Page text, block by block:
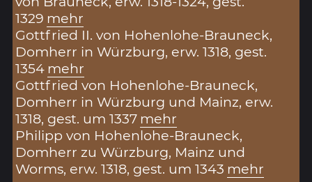
1329 mehr
Gottfried II. von Hohenlohe-Brauneck,
Domherr in Würzburg, erw. 1318, gest.
1354 mehr
Gottfried von Hohenlohe-Brauneck,
Domherr in Würzburg und Mainz, erw.
1318, gest. um 1337 mehr
Philipp von Hohenlohe-Brauneck,
Domherr zu Würzburg, Mainz und
Worms, erw. 1318, gest. um 1343 mehr